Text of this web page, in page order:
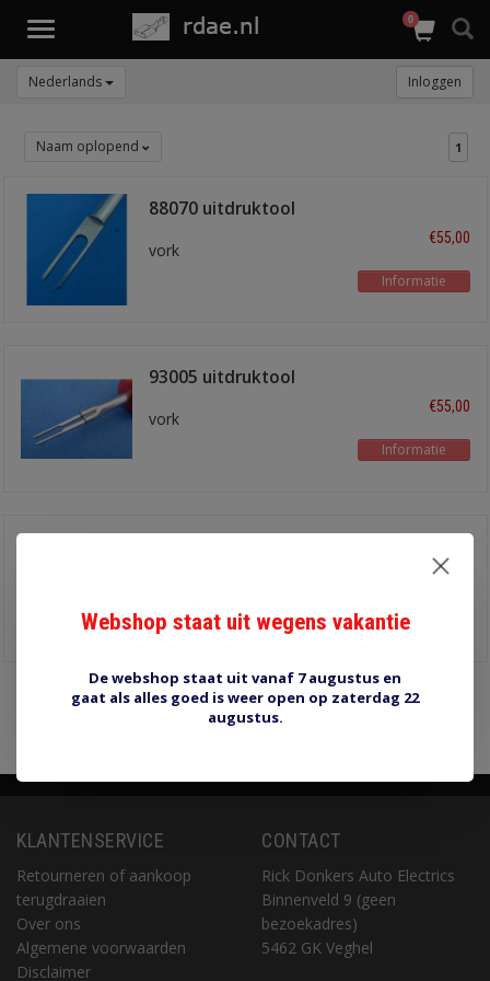
Toggle
0
Nederlands Inloggen
Naam oplopend 1
88070 uitdruktool
vork
€55,00
Informatie
93005 uitdruktool
vork
€55,00
Informatie
€14,00
Informatie
Pagina 1 van 1
KLANTENSERVICE
Retourneren of aankoop
terugdraaien
Over ons
Algemene voorwaarden
Disclaimer
CONTACT
Rick Donkers Auto Electrics
Binnenveld 9 (geen
bezoekadres)
5462 GK Veghel
Webshop staat uit wegens vakantie
De webshop staat uit vanaf 7 augustus en
gaat als alles goed is weer open op zaterdag 22
augustus.